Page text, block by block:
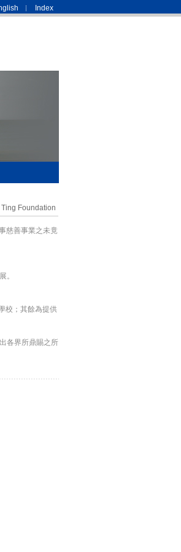
Index
Foundation
慈善事業之未竟
。
校；其餘為提供
各界所鼎賜之所